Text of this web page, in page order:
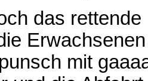
das
mit